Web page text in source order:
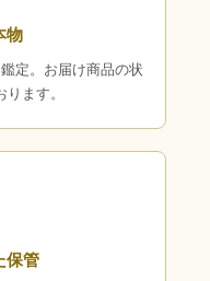
物
定。お届け商品の状
ます。
保管